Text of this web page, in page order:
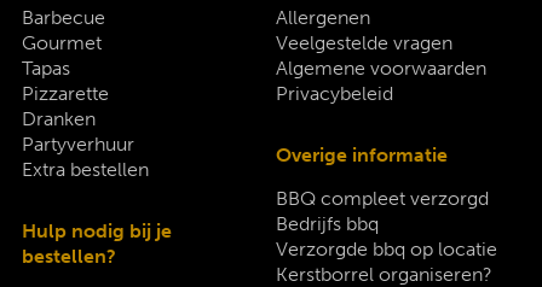
Barbecue
Gourmet
Tapas
Pizzarette
Dranken
Partyverhuur
Extra bestellen
Hulp nodig bij je
bestellen?
Allergenen
Veelgestelde vragen
Algemene voorwaarden
Privacybeleid
Overige informatie
BBQ compleet verzorgd
Bedrijfs bbq
Verzorgde bbq op locatie
Kerstborrel organiseren?